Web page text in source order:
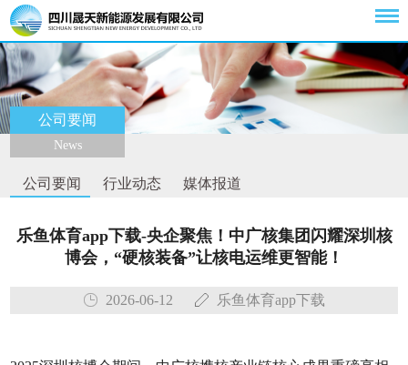
公司要闻
News
公司要闻 行业动态 媒体报道
乐鱼体育app下载-央企聚焦！中广核集团闪耀深圳核
博会，“硬核装备”让核电运维更智能！
2026-06-12 乐鱼体育app下载